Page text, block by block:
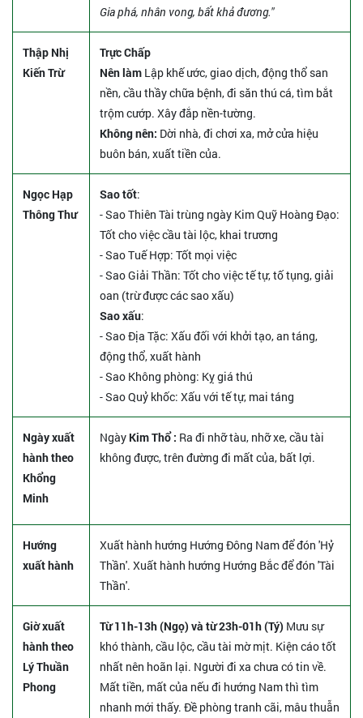
Gia phá, nhân vong, bất khả đương."
Thập Nhị
Kiến Trừ
Trực Chấp
Nên làm Lập khế ước, giao dịch, động thổ san
nền, cầu thầy chữa bệnh, đi săn thú cá, tìm bắt
trộm cướp. Xây đắp nền-tường.
Không nên: Dời nhà, đi chơi xa, mở cửa hiệu
buôn bán, xuất tiền của.
Ngọc Hạp
Thông Thư
Sao tốt:
- Sao Thiên Tài trùng ngày Kim Quỹ Hoàng Đạo:
Tốt cho việc cầu tài lộc, khai trương
- Sao Tuế Hợp: Tốt mọi việc
- Sao Giải Thần: Tốt cho việc tế tự, tố tụng, giải
oan (trừ được các sao xấu)
Sao xấu:
- Sao Địa Tặc: Xấu đối với khởi tạo, an táng,
động thổ, xuất hành
- Sao Không phòng: Kỵ giá thú
- Sao Quỷ khốc: Xấu với tế tự, mai táng
Ngày xuất
hành theo
Khổng
Minh
Ngày Kim Thổ : Ra đi nhỡ tàu, nhỡ xe, cầu tài
không được, trên đường đi mất của, bất lợi.
Hướng
xuất hành
Xuất hành hướng Hướng Đông Nam để đón 'Hỷ
Thần'. Xuất hành hướng Hướng Bắc để đón 'Tài
Thần'.
Giờ xuất
hành theo
Lý Thuần
Phong
Từ 11h-13h (Ngọ) và từ 23h-01h (Tý) Mưu sự
khó thành, cầu lộc, cầu tài mờ mịt. Kiện cáo tốt
nhất nên hoãn lại. Người đi xa chưa có tin về.
Mất tiền, mất của nếu đi hướng Nam thì tìm
nhanh mới thấy. Đề phòng tranh cãi, mâu thuẫn